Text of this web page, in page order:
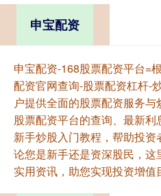
申宝配资
申宝配资-168股票配资平台=
配资官网查询-股票配资杠杆-
户提供全面的股票配资服务
股票配资平台的查询、最新
新手炒股入门教程，帮助投
论您是新手还是资深股民，
实用资讯，助您实现投资增值